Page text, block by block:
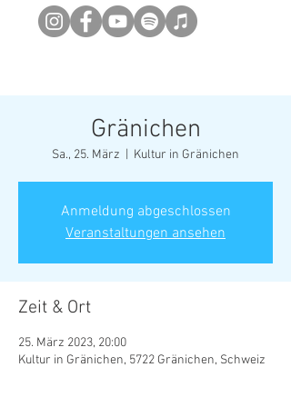
Gränichen
Sa., 25. März Kultur in Gränichen
Anmeldung abgeschlossen
Veranstaltungen ansehen
Zeit & Ort
25. März 2023, 20:00
Kultur in Gränichen, 5722 Gränichen, Schweiz